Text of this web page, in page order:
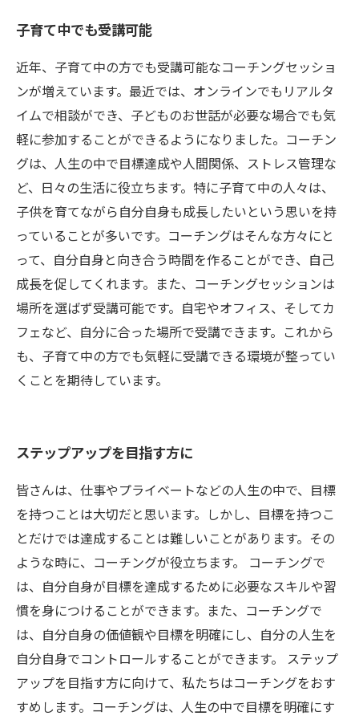
子育て中でも受講可能
近年、子育て中の方でも受講可能なコーチングセッショ
ンが増えています。最近では、オンラインでもリアルタ
イムで相談ができ、子どものお世話が必要な場合でも気
軽に参加することができるようになりました。コーチン
グは、人生の中で目標達成や人間関係、ストレス管理な
ど、日々の生活に役立ちます。特に子育て中の人々は、
子供を育てながら自分自身も成長したいという思いを持
っていることが多いです。コーチングはそんな方々にと
って、自分自身と向き合う時間を作ることができ、自己
成長を促してくれます。また、コーチングセッションは
場所を選ばず受講可能です。自宅やオフィス、そしてカ
フェなど、自分に合った場所で受講できます。これから
も、子育て中の方でも気軽に受講できる環境が整ってい
くことを期待しています。
ステップアップを目指す方に
皆さんは、仕事やプライベートなどの人生の中で、目標
を持つことは大切だと思います。しかし、目標を持つこ
とだけでは達成することは難しいことがあります。その
ような時に、コーチングが役立ちます。 コーチングで
は、自分自身が目標を達成するために必要なスキルや習
慣を身につけることができます。また、コーチングで
は、自分自身の価値観や目標を明確にし、自分の人生を
自分自身でコントロールすることができます。 ステップ
アップを目指す方に向けて、私たちはコーチングをおす
すめします。コーチングは、人生の中で目標を明確にす